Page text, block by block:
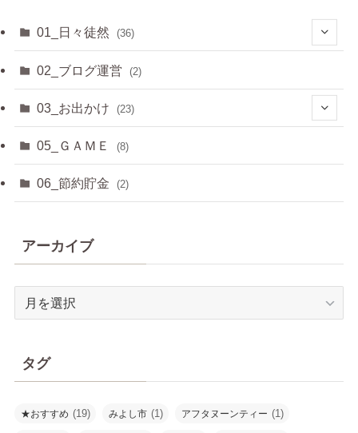
01_日々徒然 (36)
(3)
(33)
02_ブログ運営 (2)
03_お出かけ (23)
(2)
(8)
(6)
05_ＧＡＭＥ (8)
06_節約貯金 (2)
アーカイブ
ブ
タグ
★おすすめ (19) みよし市 (1) アフタヌーンティー (1)